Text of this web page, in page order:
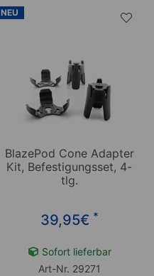
NEU
BlazePod Cone Adapter
Kit, Befestigungsset, 4-
tlg.
39,95€ *
Sofort lieferbar
Art-Nr. 29271